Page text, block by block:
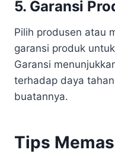
5. Garansi
Pilih produsen atau
garansi produk
Garansi
terhadap daya
buatannya.
Tips